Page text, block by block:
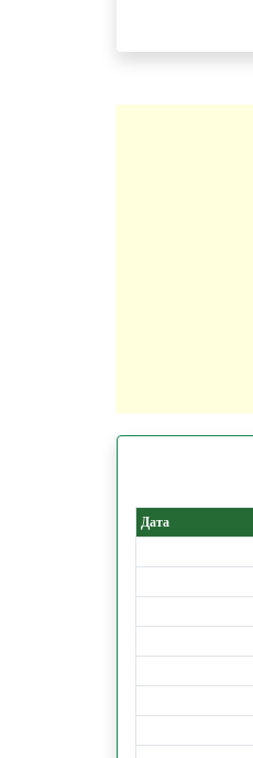
Дата